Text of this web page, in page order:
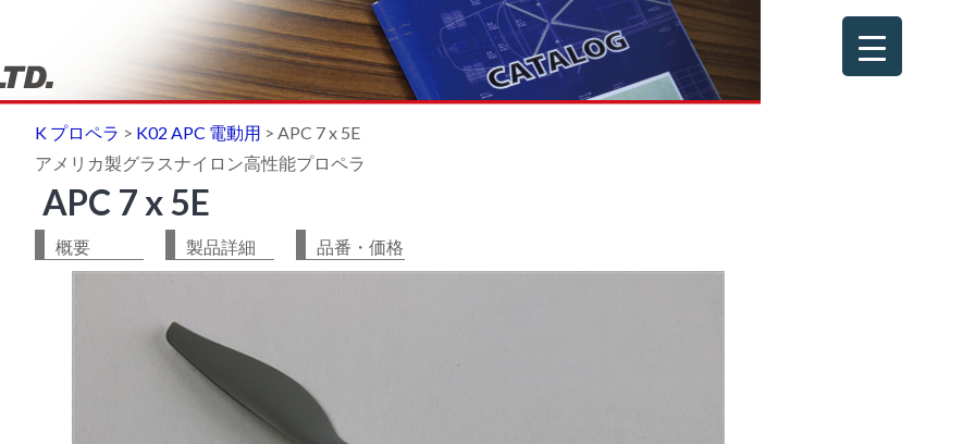
K プロペラ > K02 APC 電動用 >APC 7 x 5E
アメリカ製グラスナイロン高性能プロペラ
APC 7 x 5E
概要 製品詳細 品番・価格